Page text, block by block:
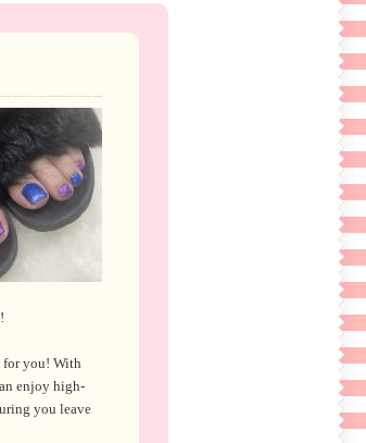
for you! With
enjoy high-
you leave